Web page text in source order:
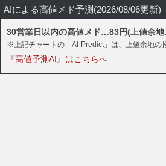
AIによる高値メド予測(2026/08/06更新)
30営業日以内の高値メド…83円(上値余
※上記チャートの「AI-Predict」は、上値余地の
『高値予測AI』はこちらへ